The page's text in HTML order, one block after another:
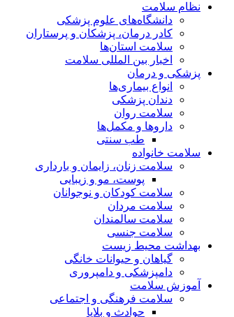
نظام سلامت
دانشگاه‌های علوم پزشکی
کادر درمان، پزشکان و پرستاران
سلامت استان‌ها
اخبار بین المللی سلامت
پزشکی و درمان
انواع بیماری‌ها
دندان پزشکی
سلامت روان
داروها و مکمل‌ها
طب سنتی
سلامت خانواده
سلامت زنان، زایمان و بارداری
پوست، مو و زیبایی
سلامت کودکان و نوجوانان
سلامت مردان
سلامت سالمندان
سلامت جنسی
بهداشت محیط زیست
گیاهان و حیوانات خانگی
دامپزشکی و دامپروری
آموزش سلامت
سلامت فرهنگی و اجتماعی
حوادث و بلایا